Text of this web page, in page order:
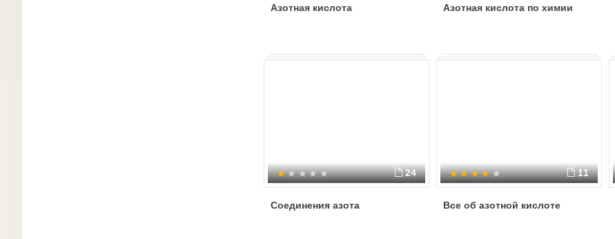
Азотная кислота Азотная кислота по химии
24
Соединения азота
11
Все об азотной кислоте